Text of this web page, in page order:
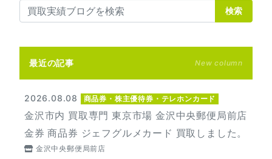
検索
最近の記事 New column
2026.08.08 商品券・株主優待券・テレホンカード
金沢市内 買取専門 東京市場 金沢中央郵便局前店
金券 商品券 ジェフグルメカード 買取しました。
金沢中央郵便局前店